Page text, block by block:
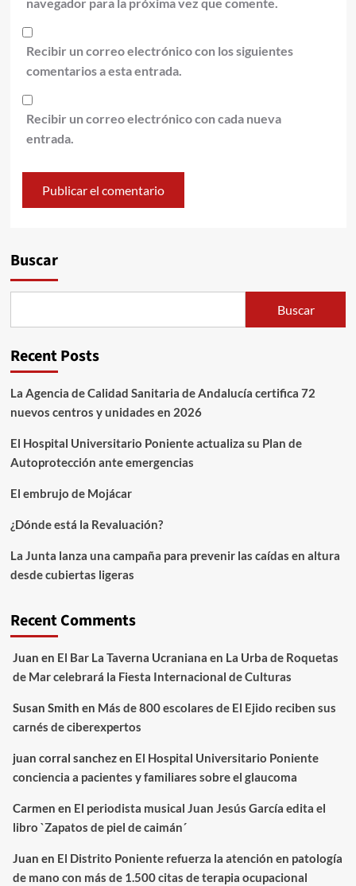
Recibir un correo electrónico con los siguientes
comentarios a esta entrada.
Recibir un correo electrónico con cada nueva
entrada.
Buscar
Buscar
Recent Posts
La Agencia de Calidad Sanitaria de Andalucía certifica 72
nuevos centros y unidades en 2026
El Hospital Universitario Poniente actualiza su Plan de
Autoprotección ante emergencias
El embrujo de Mojácar
¿Dónde está la Revaluación?
La Junta lanza una campaña para prevenir las caídas en altura
desde cubiertas ligeras
Recent Comments
Juan en El Bar La Taverna Ucraniana en La Urba de Roquetas
de Mar celebrará la Fiesta Internacional de Culturas
Susan Smith en Más de 800 escolares de El Ejido reciben sus
carnés de ciberexpertos
juan corral sanchezen El Hospital Universitario Poniente
conciencia a pacientes y familiares sobre el glaucoma
Carmen en El periodista musical Juan Jesús García edita el
libro `Zapatos de piel de caimán´
Juan en El Distrito Poniente refuerza la atención en patología
de mano con más de 1.500 citas de terapia ocupacional